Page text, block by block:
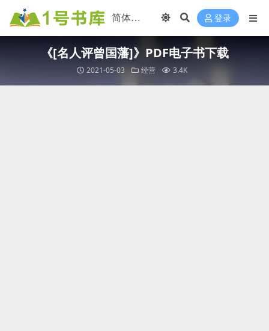
登录
《[名人评曾国藩]》PDF电子书下载
2021-05-03 经营 3.4K